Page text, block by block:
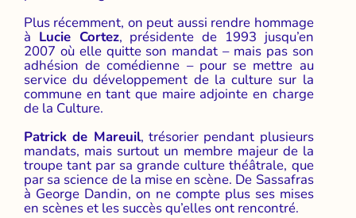
Plus récemment, on peut aussi rendre hommage
à Lucie Cortez, présidente de 1993 jusqu’en
2007 où elle quitte son mandat – mais pas son
adhésion de comédienne – pour se mettre au
service du développement de la culture sur la
commune en tant que maire adjointe en charge
de la Culture.
Patrick de Mareuil, trésorier pendant plusieurs
mandats, mais surtout un membre majeur de la
troupe tant par sa grande culture théâtrale, que
par sa science de la mise en scène. De Sassafras
à George Dandin, on ne compte plus ses mises
en scènes et les succès qu’elles ont rencontré.